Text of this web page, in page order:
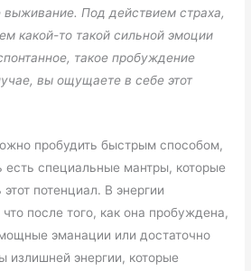
выживание. Под действием страха,
какой-то такой сильной эмоции
такое пробуждение
вы ощущаете в себе этот
пробудить быстрым способом,
есть специальные мантры, которые
потенциал. В энергии
после того, как она пробуждена,
эманации или достаточно
излишней энергии, которые